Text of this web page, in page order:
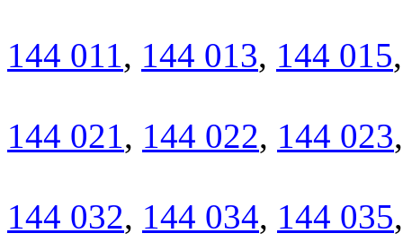
144 011, 144 013, 144 015
144 021, 144 022, 144 023
144 032, 144 034, 144 035